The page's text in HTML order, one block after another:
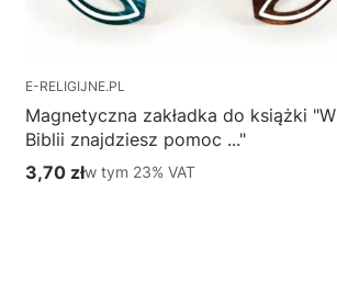
E-RELIGIJNE.PL
Magnetyczna zakładka do książki "W
Biblii znajdziesz pomoc ..."
Cena brutto
3,70 złw tym %s VAT
w tym 23% VAT